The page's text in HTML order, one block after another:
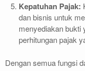
Kepatuhan Pajak:
dan bisnis untuk
menyediakan bukti
perhitungan pajak
Dengan semua fungsi